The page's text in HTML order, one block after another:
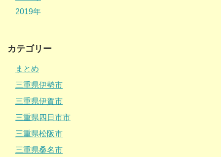
2019年
カテゴリー
まとめ
三重県伊勢市
三重県伊賀市
三重県四日市市
三重県松阪市
三重県桑名市